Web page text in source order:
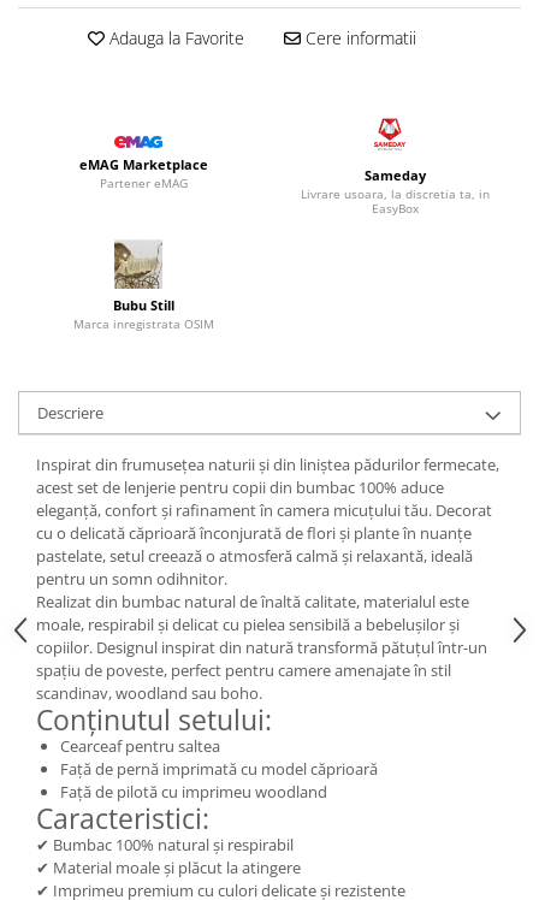
Adauga la Favorite Cere informatii
eMAG Marketplace
Partener eMAG Sameday
Livrare usoara, la discretia ta, in
EasyBox
Bubu Still
Marca inregistrata OSIM
Descriere
Inspirat din frumusețea naturii și din liniștea pădurilor fermecate,
acest set de lenjerie pentru copii din bumbac 100% aduce
eleganță, confort și rafinament în camera micuțului tău. Decorat
cu o delicată căprioară înconjurată de flori și plante în nuanțe
pastelate, setul creează o atmosferă calmă și relaxantă, ideală
pentru un somn odihnitor.
Realizat din bumbac natural de înaltă calitate, materialul este
moale, respirabil și delicat cu pielea sensibilă a bebelușilor și
copiilor. Designul inspirat din natură transformă pătuțul într-un
spațiu de poveste, perfect pentru camere amenajate în stil
scandinav, woodland sau boho.
Conținutul setului:
Cearceaf pentru saltea
Față de pernă imprimată cu model căprioară
Față de pilotă cu imprimeu woodland
Caracteristici:
✔ Bumbac 100% natural și respirabil
✔ Material moale și plăcut la atingere
✔ Imprimeu premium cu culori delicate și rezistente